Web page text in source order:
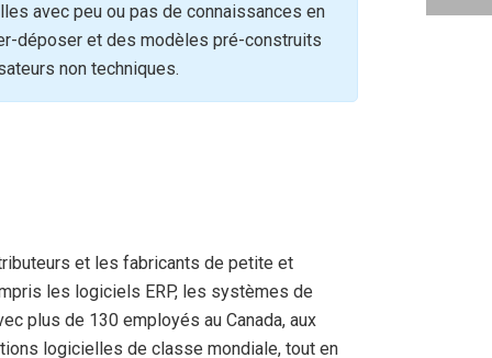
avec peu ou pas de connaissances en
déposer et des modèles pré-construits
non techniques.
et les fabricants de petite et
les logiciels ERP, les systèmes de
plus de 130 employés au Canada, aux
logicielles de classe mondiale, tout en